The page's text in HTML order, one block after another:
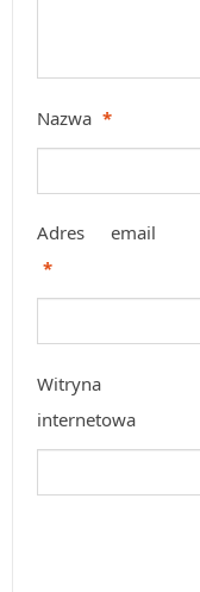
Nazwa *
Adres email
*
Witryna
internetowa